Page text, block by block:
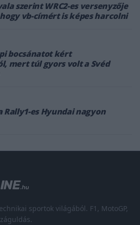
szerint WRC2-es versenyzője
vb-címért is képes harcolni
bocsánatot kért
mert túl gyors volt a Svéd
Rally1-es Hyundai nagyon
sportok világából. F1, MotoGP,